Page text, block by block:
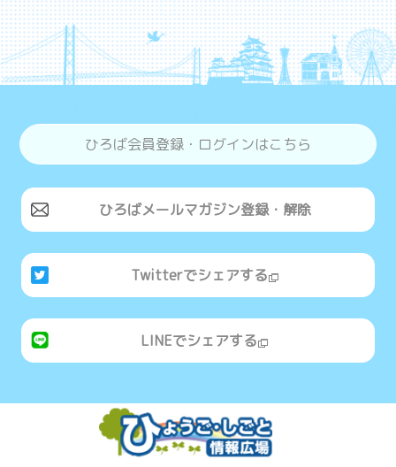
ひろば会員登録・ログインはこちら
ひろばメールマガジン登録・解除
Twitterでシェアする
LINEでシェアする